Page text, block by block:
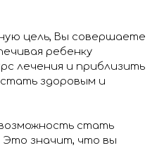
цель, Вы совершаете
ребенку
лечения и приблизить
здоровым и
стать
значит, что вы